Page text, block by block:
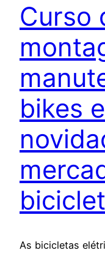
Curso
bikes
As bicicletas